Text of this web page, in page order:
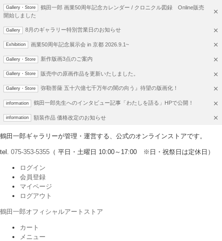
Gallery・Store
鶴田一郎 画業50周年記念カレンダー / クロニクル図録 Online販売
開始しました
Gallery 8月のギャラリー特別営業日のお知らせ
Exhibition 画業50周年記念展示会 in 京都 2026.9.1~
Gallery・Store 新作版画3点のご案内
Gallery・Store 販売中の原画作品を更新いたしました。
Gallery・Store 弥勒菩薩 五十六億七千万年の闇の向う』待望の版画化！
information 鶴田一郎先生へのインタビュー記事「わたしを語る」HPで公開！
information 額装作品 価格改定のお知らせ
鶴田一郎ギャラリーが管理・運営する、公式のオンラインストアです。
tel. 075-353-5355 （ 平日・土曜日 10:00～17:00 ※日・祝祭日は定休日）
ログイン
会員登録
マイページ
ログアウト
鶴田一郎オフィシャルアートストア
カート
メニュー